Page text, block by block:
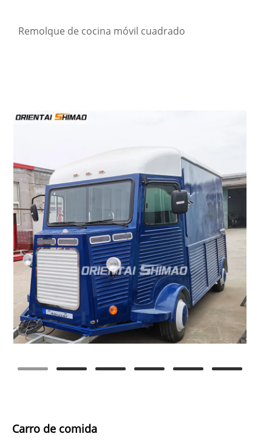
Remolque de cocina móvil cuadrado
Carro de comida